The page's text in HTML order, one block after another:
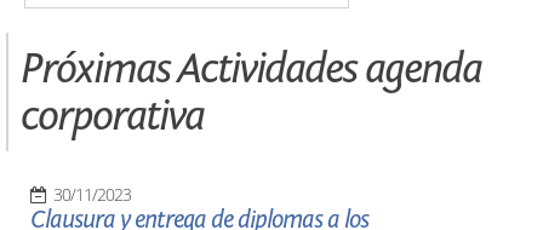
Próximas Actividades agenda
corporativa
30/11/2023
Clausura y entrega de diplomas a los